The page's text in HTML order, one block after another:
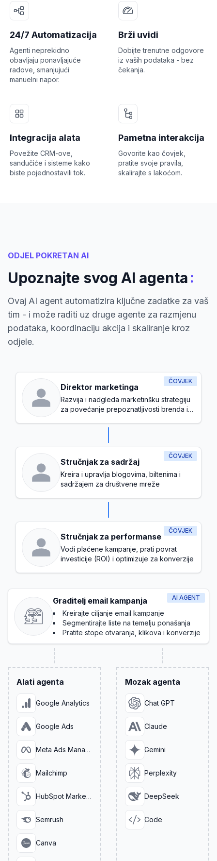
24/7 Automatizacija
Agenti neprekidno
obavljaju ponavljajuće
radove, smanjujući
manuelni napor.
Brži uvidi
Dobijte trenutne odgovore
iz vaših podataka - bez
čekanja.
Integracija alata
Povežite CRM-ove,
sandučiće i sisteme kako
biste pojednostavili tok.
Pametna interakcija
Govorite kao čovjek,
pratite svoje pravila,
skalirajte s lakoćom.
ODJEL POKRETAN AI
Upoznajte svog AI agenta:
Ovaj AI agent automatizira ključne zadatke za vaš
tim - i može raditi uz druge agente za razmjenu
podataka, koordinaciju akcija i skaliranje kroz
odjele.
ČOVJEK
Direktor marketinga
Razvija i nadgleda marketinšku strategiju
za povećanje prepoznatljivosti brenda i
ČOVJEK
Stručnjak za sadržaj
Kreira i upravlja blogovima, biltenima i
sadržajem za društvene mreže
ČOVJEK
Stručnjak za performanse
Vodi plaćene kampanje, prati povrat
investicije (ROI) i optimizuje za konverzije
AI AGENT
Graditelj email kampanja
Kreirajte ciljanje email kampanje
Segmentirajte liste na temelju ponašanja
Pratite stope otvaranja, klikova i konverzije
Alati agenta
Google Analytics
Google Ads
Meta Ads Manager
Mailchimp
HubSpot Marketing
Semrush
Canva
Mozak agenta
Chat GPT
Claude
Gemini
Perplexity
DeepSeek
Code